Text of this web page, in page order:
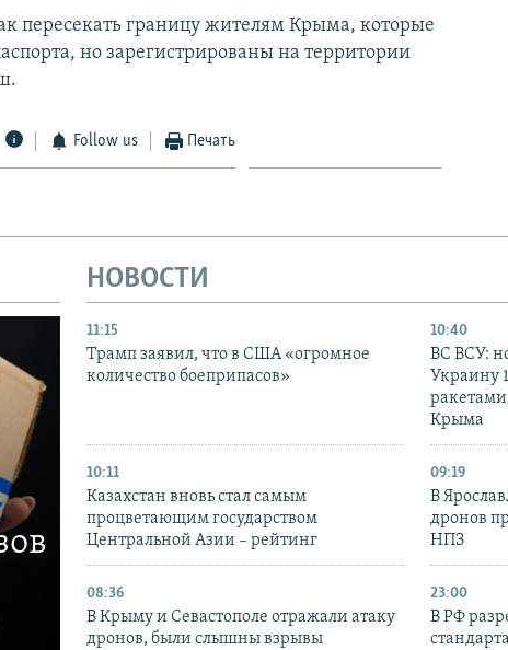
пересекать границу жителям Крыма, которые
но зарегистрированы на территории
Follow us Печать
НОВОСТИ
11:15
Трамп заявил, что в США «огромное
количество боеприпасов»
10:40
ВС ВСУ:
Украину
Крыма
10:11
Казахстан вновь стал самым
процветающим государством
Центральной Азии – рейтинг
09:19
В
дронов
НПЗ
08:36
В Крыму и Севастополе отражали атаку
дронов, были слышны взрывы
23:00
В РФ